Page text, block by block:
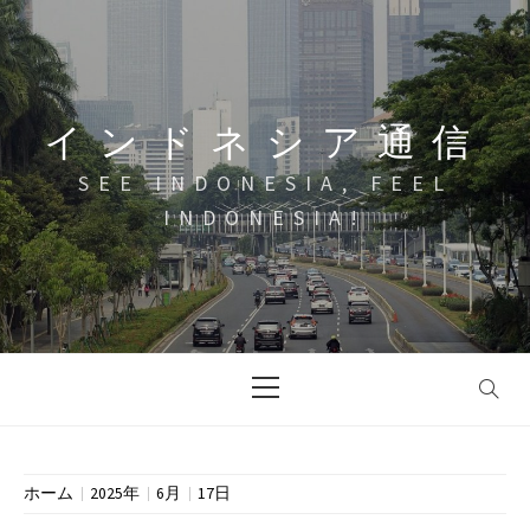
コ
ン
テ
ン
ツ
へ
ス
キ
ッ
プ
インドネシア通信
SEE INDONESIA, FEEL
INDONESIA!
イ
ホーム 2025年 6月 17日